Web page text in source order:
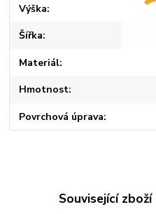
Výška
Šířka
Materiál
Hmotnost
Povrchová úprava
Související zboží